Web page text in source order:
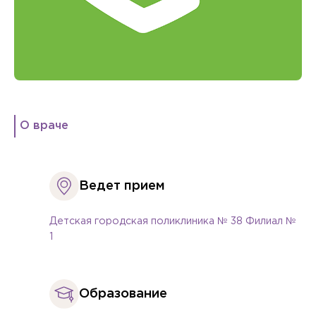
О враче
Ведет прием
Детская городская поликлиника № 38 Филиал №
Образование